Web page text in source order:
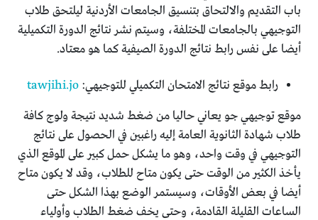
باب التقديم والالتحاق بتنسيق الجامعات الأردنية ليلتحق طلاب
التوجيهي بالجامعات المختلفة، وسيتم نشر نتائج الدورة التكميلية
أيضا على نفس رابط نتائج الدورة الصيفية كما هو معتاد.
رابط موقع نتائج الامتحان التكميلي للتوجيهي: tawjihi.jo
موقع توجيهي جو يعاني حاليا من ضغط شديد نتيجة ولوج كافة
طلاب شهادة الثانوية العامة إليه راغبين في الحصول على نتائج
التوجيهي في وقت واحد، وهو ما يشكل حمل كبير على الموقع الذي
يأخذ الكثير من الوقت حتى يكون متاح للطلاب، وقد لا يكون متاح
أيضا في بعض الأوقات، وسيستمر الوضع بهذا الشكل حتى
الساعات القليلة القادمة، وحتى يخف ضغط الطلاب وأولياء